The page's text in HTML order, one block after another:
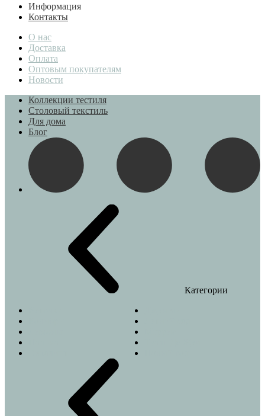
Информация
Контакты
О нас
Доставка
Оплата
Оптовым покупателям
Новости
Коллекции тестиля
Столовый текстиль
Для дома
Блог
Категории